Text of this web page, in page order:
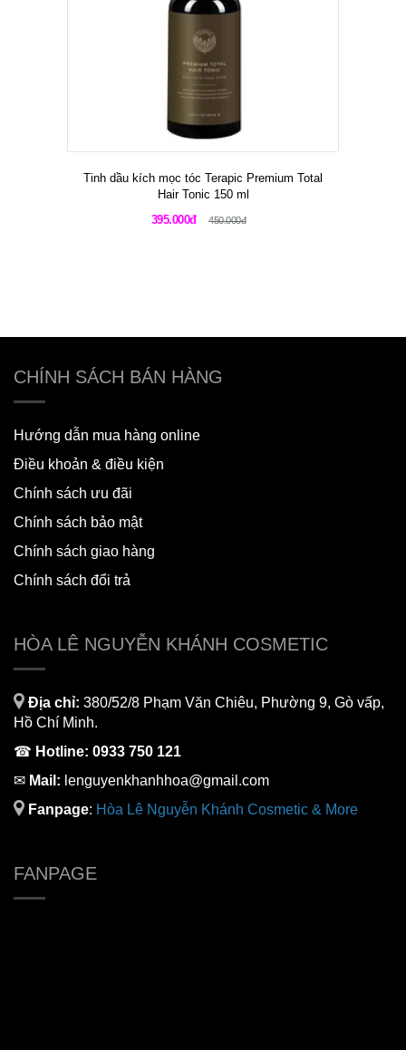
Tinh dầu kích mọc tóc Terapic Premium Total
Hair Tonic 150 ml
395.000đ
450.000đ
CHÍNH SÁCH BÁN HÀNG
Hướng dẫn mua hàng online
Điều khoản & điều kiện
Chính sách ưu đãi
Chính sách bảo mật
Chính sách giao hàng
Chính sách đổi trả
HÒA LÊ NGUYỄN KHÁNH COSMETIC
Địa chỉ: 380/52/8 Phạm Văn Chiêu, Phường 9, Gò vấp,
Hồ Chí Minh.
☎ Hotline: 0933 750 121
✉ Mail: lenguyenkhanhhoa@gmail.com
Fanpage: Hòa Lê Nguyễn Khánh Cosmetic & More
FANPAGE